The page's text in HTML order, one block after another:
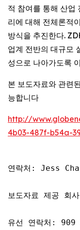
적 참여를 통해 산업
리에 대해 전체론적
방식을 추진한다.
업계 전반의 대규모
성으로 나아가도록
본 보도자료와 관련
능합니다
http://
4b03-487f-b54a-
연락처: Jess
보도자료 제공
유선 연락처: